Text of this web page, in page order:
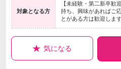
対象となる方
【未経験・第二新卒
持ち、興味があればご
とがある方は歓迎します
気になる